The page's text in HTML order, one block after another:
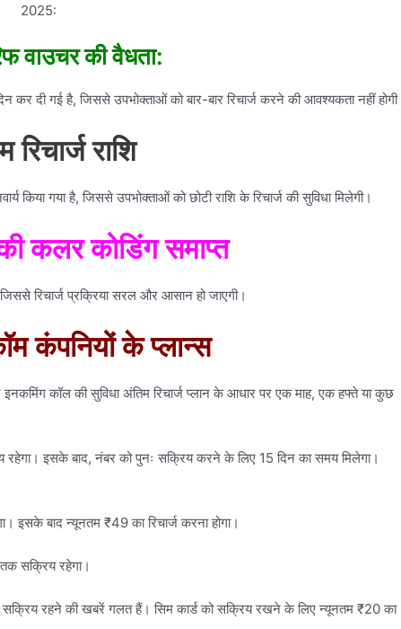
2025:
वाउचर की वैधता:
दी गई है, जिससे उपभोक्ताओं को बार-बार रिचार्ज करने की आवश्यकता नहीं
रिचार्ज राशि
गया है, जिससे उपभोक्ताओं को छोटी राशि के रिचार्ज की सुविधा मिलेगी।
कलर कोडिंग समाप्त
रिचार्ज प्रक्रिया सरल और आसान हो जाएगी।
कंपनियों के प्लान्स
इनकमिंग कॉल की सुविधा अंतिम रिचार्ज प्लान के आधार पर एक माह, एक हफ्ते या कुछ
रहेगा। इसके बाद, नंबर को पुनः सक्रिय करने के लिए 15 दिन का समय मिलेगा।
इसके बाद न्यूनतम ₹49 का रिचार्ज करना होगा।
तक सक्रिय रहेगा।
सक्रिय रहने की खबरें गलत हैं। सिम कार्ड को सक्रिय रखने के लिए न्यूनतम ₹20 का